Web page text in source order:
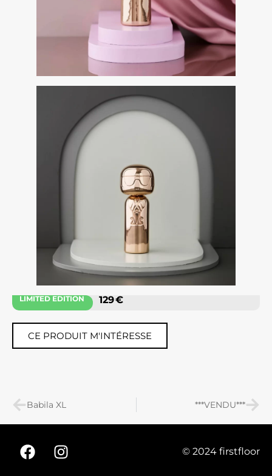
LIMITED EDITION 129 €
CE PRODUIT M'INTÉRESSE
Babila XL ***VENDU***
© 2024 firstfloor